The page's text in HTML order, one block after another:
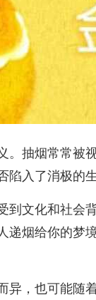
抽烟常常被
入了消极的
文化和社会
烟给你的梦
，也可能随